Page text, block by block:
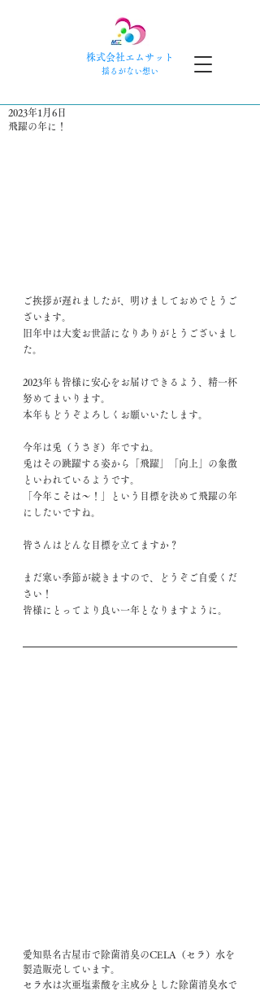
株式会社エムサット
​揺るがない想い
飛躍の年に！
2023年1月6日
ご挨拶が遅れましたが、明けましておめでとうご
ざいます。
旧年中は大変お世話になりありがとうございまし
た。
2023年も皆様に安心をお届けできるよう、精一杯
努めてまいります。
本年もどうぞよろしくお願いいたします。
今年は兎（うさぎ）年ですね。
兎はその跳躍する姿から「飛躍」「向上」の象徴
といわれているようです。
「今年こそは～！」という目標を決めて飛躍の年
にしたいですね。
皆さんはどんな目標を立てますか？
まだ寒い季節が続きますので、どうぞご自愛くだ
さい！
皆様にとってより良い一年となりますように。
愛知県名古屋市で除菌消臭のCELA（セラ）水を
製造販売しています。
セラ水は次亜塩素酸を主成分とした除菌消臭水で